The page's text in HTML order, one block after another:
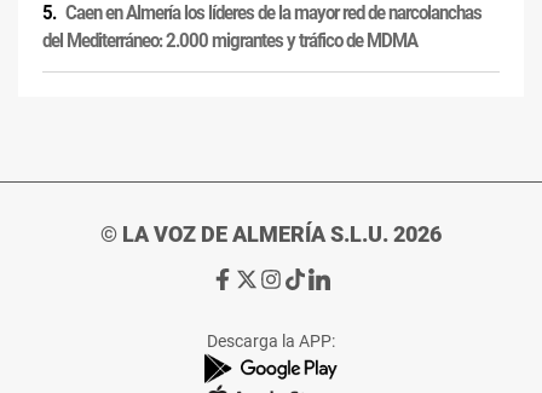
Caen en Almería los líderes de la mayor red de narcolanchas
del Mediterráneo: 2.000 migrantes y tráfico de MDMA
© LA VOZ DE ALMERÍA S.L.U. 2026
Ir
de
La
Ir
de
La
Ir
de
La
Ir
de
La
Ir
de
La
Descarga la APP: